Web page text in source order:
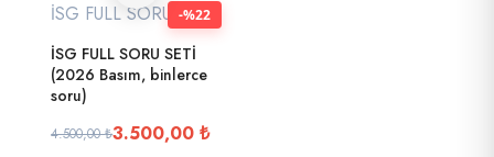
-%22
İSG FULL SORU SETİ
İSG FULL SORU SETİ
(2026 Basım, binlerce
soru)
4.500,00₺
Orijinal 3.500,00₺
Şu